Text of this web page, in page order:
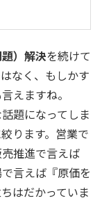
）解決を続けて
なく、もしかす
えますね。
題になってしま
ります。営業で
推進で言えば
言えば『原価を
はだかっていま